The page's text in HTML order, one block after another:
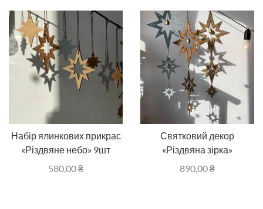
Набір ялинкових прикрас
«Різдвяне небо» 9шт
580,00₴
Святковий декор
«Різдвяна зірка»
890,00₴